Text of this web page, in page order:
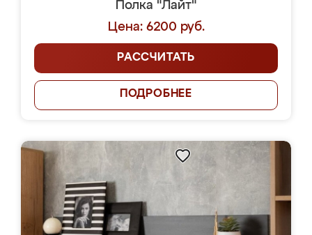
Полка "Лайт"
Цена: 6200 руб.
РАССЧИТАТЬ
ПОДРОБНЕЕ